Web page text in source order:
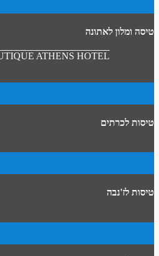
טיסה ומלון לאתונה
ATHENS HOTEL
טיסות לכרתים
טיסות לז'נבה